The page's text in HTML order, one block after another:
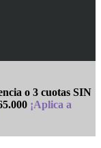
o 3 cuotas SIN
¡Aplica a